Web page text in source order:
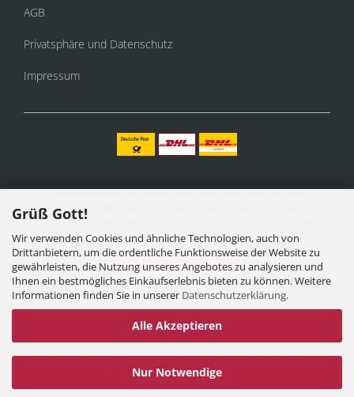
Grüß Gott!
Wir verwenden Cookies und ähnliche Technologien, auch von
Drittanbietern, um die ordentliche Funktionsweise der Website zu
gewährleisten, die Nutzung unseres Angebotes zu analysieren und
Ihnen ein bestmögliches Einkaufserlebnis bieten zu können. Weitere
Informationen finden Sie in unserer Datenschutzerklärung.
Alle Akzeptieren
Nur Notwendige
AGB
Privatsphäre und Datenschutz
Impressum
Mehrwertsteuer, zzgl.
gekennzeichnet.
Vertrag widerrufen
Internetshopby Gambio.de © 2025 Gambio ThemesXycons
Cookie Einstellungen